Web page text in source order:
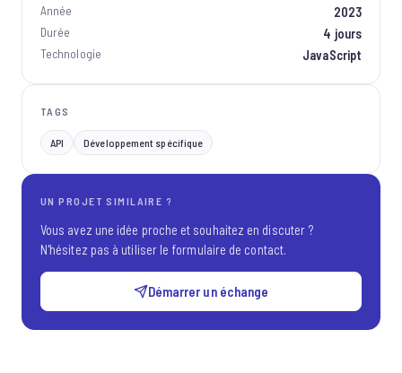
Année 2023
Durée 4 jours
Technologie JavaScript
TAGS
API Développement spécifique
UN PROJET SIMILAIRE ?
Vous avez une idée proche et souhaitez en discuter ?
N'hésitez pas à utiliser le formulaire de contact.
Démarrer un échange